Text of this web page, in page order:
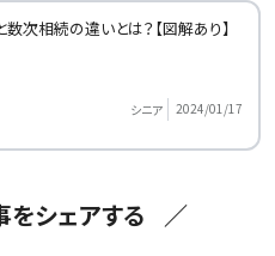
次相続の違いとは？【図解あり】
シニア 2024/01/17
シェアする